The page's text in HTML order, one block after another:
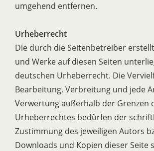
umgehend entfernen.
Urheberrecht
Die durch die Seitenbetreiber
und Werke auf diesen Seiten
deutschen Urheberrecht. Die
Bearbeitung, Verbreitung und jede
Verwertung außerhalb der Grenzen
Urheberrechtes bedürfen der
Zustimmung des jeweiligen Autors
Downloads und Kopien dieser Seite